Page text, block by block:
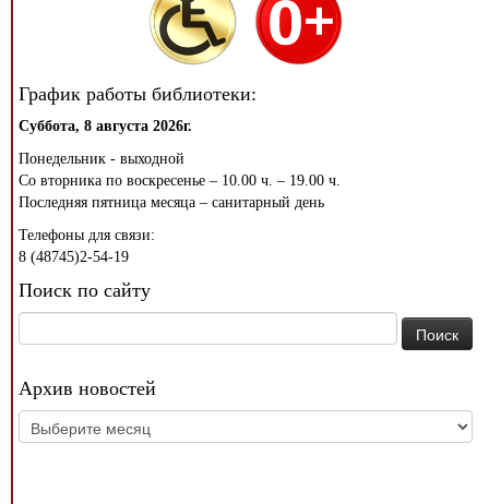
График работы библиотеки:
Суббота, 8 августа 2026г.
Понедельник - выходной
Со вторника по воскресенье – 10.00 ч. – 19.00 ч.
Последняя пятница месяца – санитарный день
Телефоны для связи:
8 (48745)2-54-19
Поиск по сайту
Архив новостей
Архив
новостей